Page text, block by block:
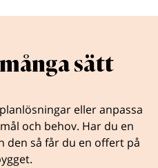
sätt
eller anpassa
och behov. Har du en
den så får du en offert på